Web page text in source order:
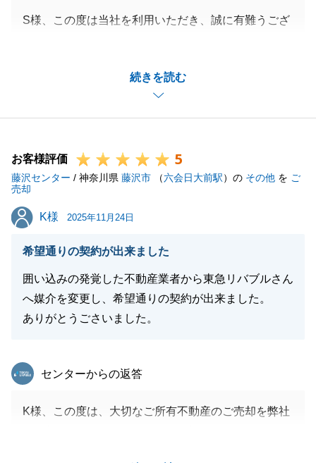
続きを読む
S様、この度は当社を利用いただき、誠に有難うござ
今後も不動産に関するお困りごとがあれば、S様のお
役に立てますよう尽力いたします。
日々精進して参ります。
今後とも引続き宜しくお願いいたします。
お客様評価 5
藤沢センター / 神奈川県 藤沢市 （六会日大前駅）の その他 を ご
売却
K様
K様 2025年11月24日
希望通りの契約が出来ました
囲い込みの発覚した不動産業者から東急リバブルさん
へ媒介を変更し、希望通りの契約が出来ました。
ありがとうごさいました。
東急リバブル
センターからの返答
K様、この度は、大切なご所有不動産のご売却を弊社